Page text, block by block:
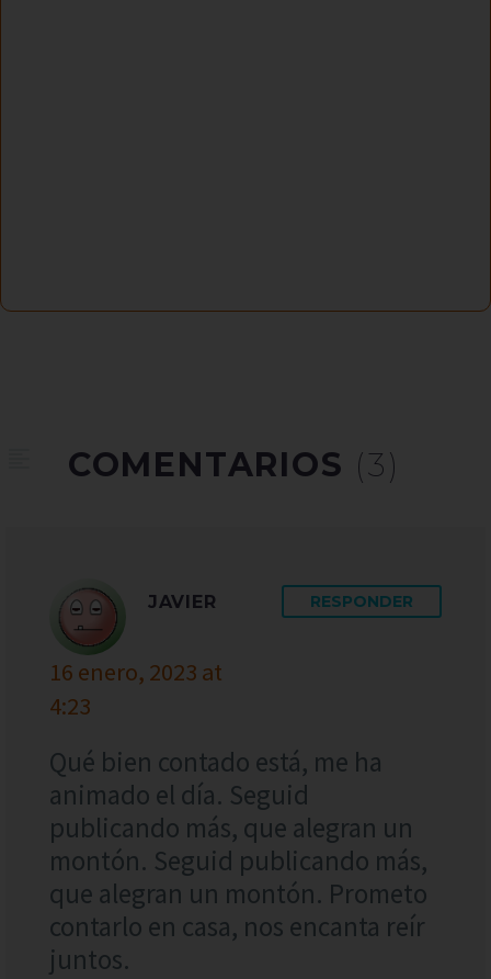
COMENTARIOS (3)
JAVIER
16 enero, 2023 at
4:23
RESPONDER
Qué bien contado está, me ha
animado el día. Seguid
publicando más, que alegran un
montón. Seguid publicando más,
que alegran un montón. Prometo
contarlo en casa, nos encanta reír
juntos.